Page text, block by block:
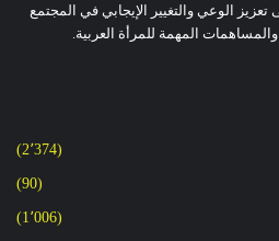
الوعي والتغيير الإيجابي في المجتمع
والمساهمات المهمة للمرأة العربية.
(2٬374)
(90)
(1٬006)